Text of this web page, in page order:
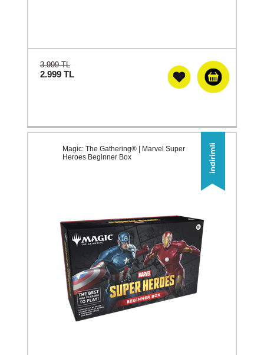
3.999 TL
2.999 TL
Magic: The Gathering® | Marvel Super
Heroes Beginner Box